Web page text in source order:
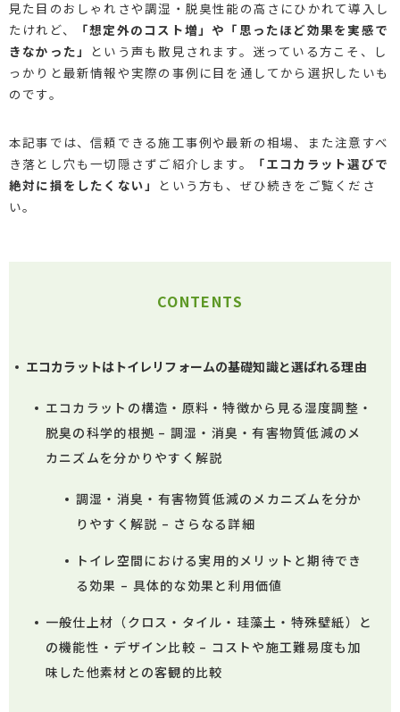
見た目のおしゃれさや調湿・脱臭性能の高さにひかれて導入し
たけれど、
「想定外のコスト増」や「思ったほど効果を実感で
きなかった」
という声も散見されます。迷っている方こそ、し
っかりと最新情報や実際の事例に目を通してから選択したいも
のです。
本記事では、信頼できる施工事例や最新の相場、また注意すべ
き落とし穴も一切隠さずご紹介します。
「エコカラット選びで
絶対に損をしたくない」
という方も、ぜひ続きをご覧くださ
い。
CONTENTS
エコカラットはトイレリフォームの基礎知識と選ばれる理由
エコカラットの構造・原料・特徴から見る湿度調整・
脱臭の科学的根拠 – 調湿・消臭・有害物質低減のメ
カニズムを分かりやすく解説
調湿・消臭・有害物質低減のメカニズムを分か
りやすく解説 – さらなる詳細
トイレ空間における実用的メリットと期待でき
る効果 – 具体的な効果と利用価値
一般仕上材（クロス・タイル・珪藻土・特殊壁紙）と
の機能性・デザイン比較 – コストや施工難易度も加
味した他素材との客観的比較